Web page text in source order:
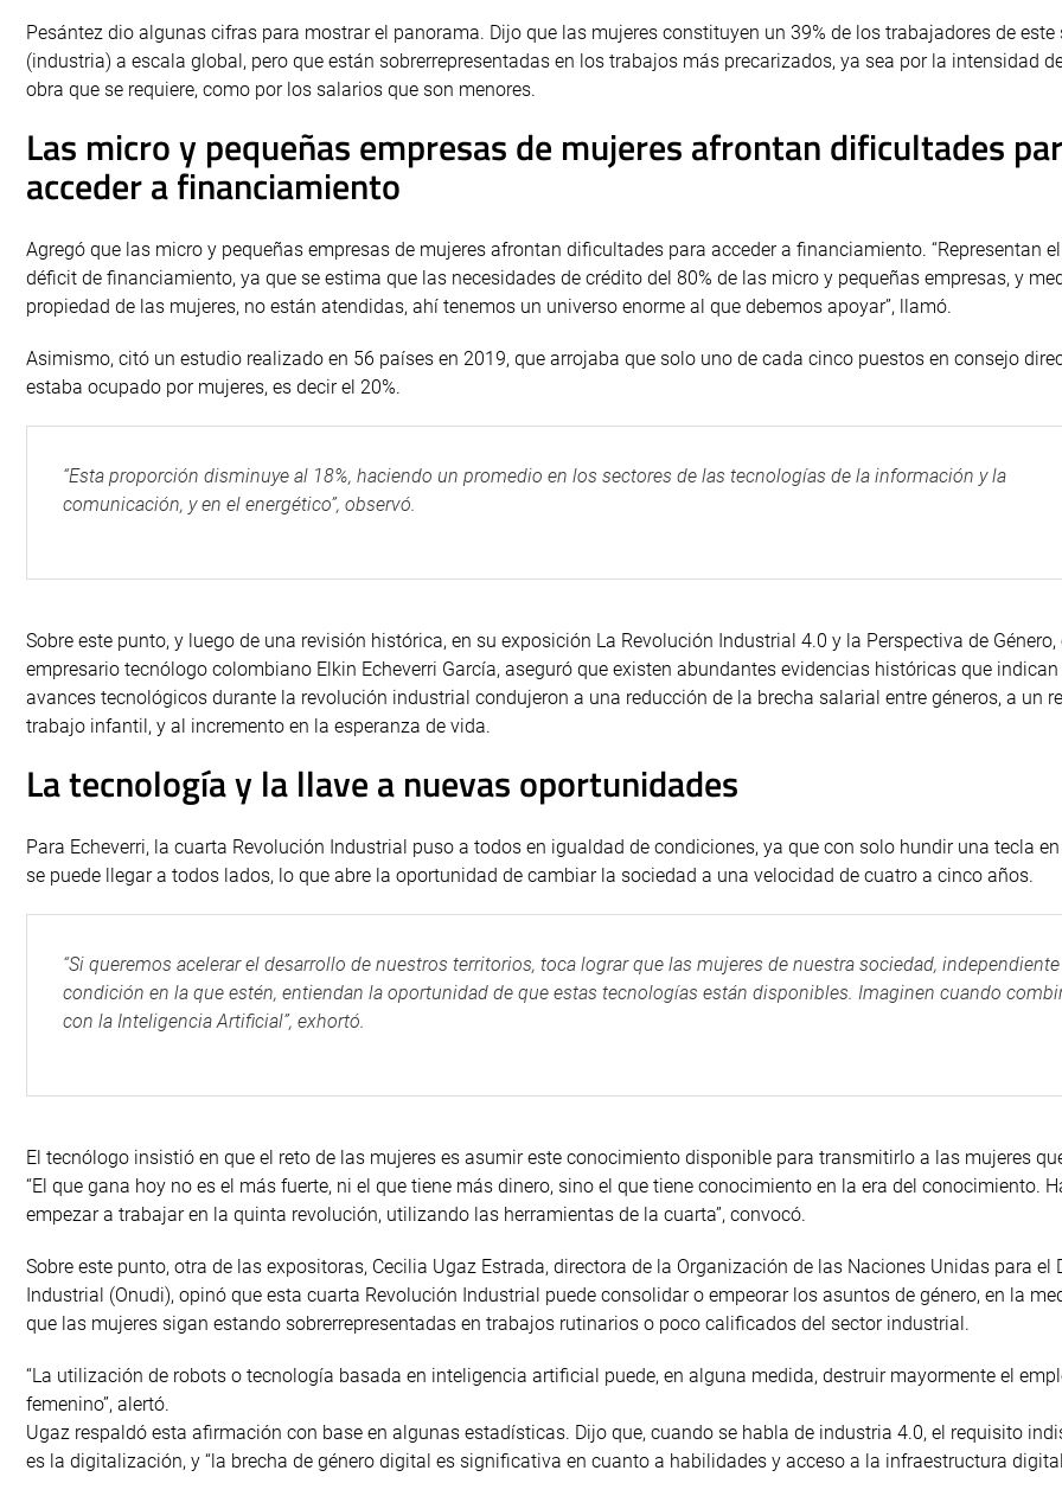
Pesántez dio algunas cifras para mostrar el panorama. Dijo que las mujeres constituyen un 39% de los trabajadores de este
(industria) a escala global, pero que están sobrerrepresentadas en los trabajos más precarizados, ya sea por la intensidad
obra que se requiere, como por los salarios que son menores.
Las micro y pequeñas empresas de mujeres afrontan dificultades
acceder a financiamiento
Agregó que las micro y pequeñas empresas de mujeres afrontan dificultades para acceder a financiamiento. “Representan
déficit de financiamiento, ya que se estima que las necesidades de crédito del 80% de las micro y pequeñas empresas, y
propiedad de las mujeres, no están atendidas, ahí tenemos un universo enorme al que debemos apoyar”, llamó.
Asimismo, citó un estudio realizado en 56 países en 2019, que arrojaba que solo uno de cada cinco puestos en consejo
estaba ocupado por mujeres, es decir el 20%.
“Esta proporción disminuye al 18%, haciendo un promedio en los sectores de las tecnologías de la información y la
comunicación, y en el energético”, observó.
Sobre este punto, y luego de una revisión histórica, en su exposición La Revolución Industrial 4.0 y la Perspectiva de Género,
empresario tecnólogo colombiano Elkin Echeverri García, aseguró que existen abundantes evidencias históricas que
avances tecnológicos durante la revolución industrial condujeron a una reducción de la brecha salarial entre géneros, a un
trabajo infantil, y al incremento en la esperanza de vida.
La tecnología y la llave a nuevas oportunidades
Para Echeverri, la cuarta Revolución Industrial puso a todos en igualdad de condiciones, ya que con solo hundir una tecla
se puede llegar a todos lados, lo que abre la oportunidad de cambiar la sociedad a una velocidad de cuatro a cinco años.
“Si queremos acelerar el desarrollo de nuestros territorios, toca lograr que las mujeres de nuestra sociedad,
condición en la que estén, entiendan la oportunidad de que estas tecnologías están disponibles. Imaginen cuando
con la Inteligencia Artificial”, exhortó.
El tecnólogo insistió en que el reto de las mujeres es asumir este conocimiento disponible para transmitirlo a las mujeres
“El que gana hoy no es el más fuerte, ni el que tiene más dinero, sino el que tiene conocimiento en la era del conocimiento.
empezar a trabajar en la quinta revolución, utilizando las herramientas de la cuarta”, convocó.
Sobre este punto, otra de las expositoras, Cecilia Ugaz Estrada, directora de la Organización de las Naciones Unidas para el
Industrial (Onudi), opinó que esta cuarta Revolución Industrial puede consolidar o empeorar los asuntos de género, en la
que las mujeres sigan estando sobrerrepresentadas en trabajos rutinarios o poco calificados del sector industrial.
“La utilización de robots o tecnología basada en inteligencia artificial puede, en alguna medida, destruir mayormente el
femenino”, alertó.
Ugaz respaldó esta afirmación con base en algunas estadísticas. Dijo que, cuando se habla de industria 4.0, el requisito
es la digitalización, y “la brecha de género digital es significativa en cuanto a habilidades y acceso a la infraestructura